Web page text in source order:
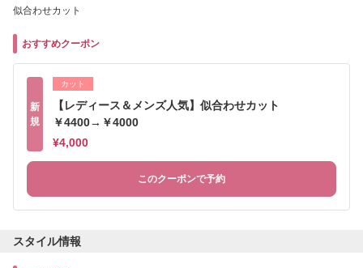
似合わせカット
おすすめクーポン
新
規
カット
【レディース＆メンズ人気】似合わせカット
￥4400→￥4000
¥4,000
このクーポンで予約
スタイル情報